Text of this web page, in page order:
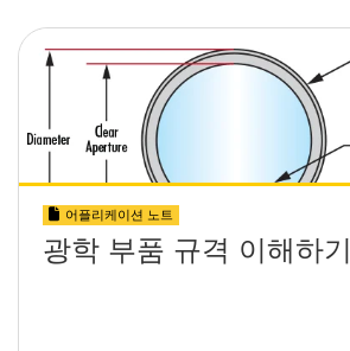
어플리케이션 노트
광학 부품 규격 이해하기